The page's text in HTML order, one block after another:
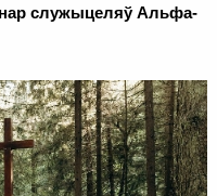
служыцеляў Альфа-